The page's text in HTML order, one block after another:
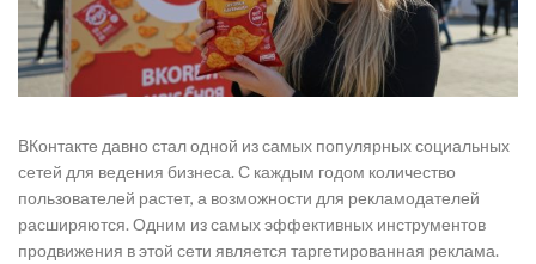
ВКонтакте давно стал одной из самых популярных социальных
сетей для ведения бизнеса. С каждым годом количество
пользователей растет, а возможности для рекламодателей
расширяются. Одним из самых эффективных инструментов
продвижения в этой сети является таргетированная реклама.